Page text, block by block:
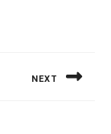
NEXT